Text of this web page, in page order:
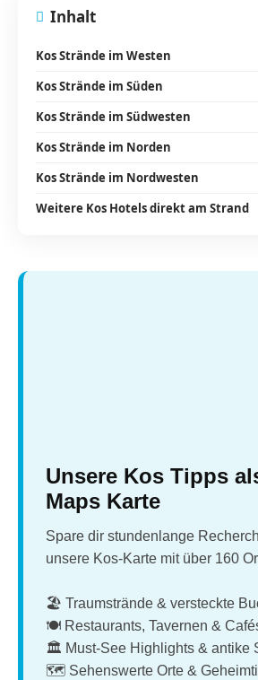
Inhalt
Kos Strände im Westen
Kos Strände im Süden
Kos Strände im Südwesten
Kos Strände im Norden
Kos Strände im Nordwesten
Weitere Kos Hotels direkt am Strand
Unsere Kos Tipps
Maps Karte
Spare dir stundenlange
unsere Kos-Karte mit über 160
🏖️ Traumstrände & versteckte
🍽️ Restaurants, Tavernen &
🏛️ Must-See Highlights & antike
🗺️ Sehenswerte Orte &